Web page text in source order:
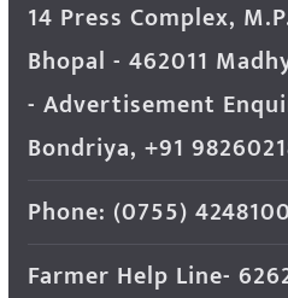
14 Press Complex,
Bhopal - 462011
- Advertisement
Bondriya, +91
Phone: (0755) 4248100
Farmer Help Line-